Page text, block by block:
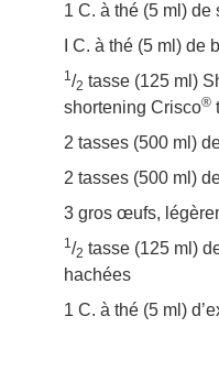
1 C. à thé (5 ml) de
I C. à thé (5 ml) de
1/2 tasse (125 ml)
shortening Crisco®
2 tasses (500 ml)
2 tasses (500 ml)
3 gros œufs,
1/2 tasse (125 ml)
hachées
1 C. à thé (5 ml)